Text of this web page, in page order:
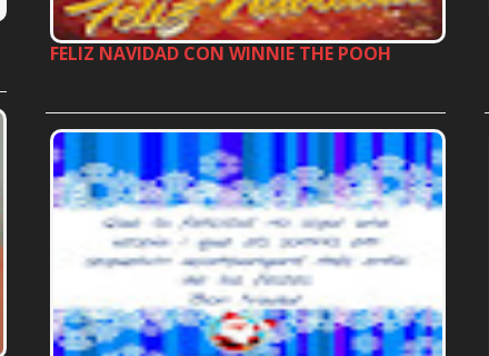
FELIZ NAVIDAD CON WINNIE THE POOH